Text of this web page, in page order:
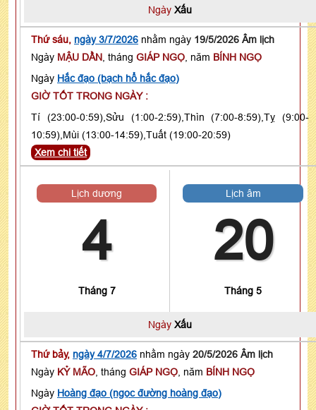
Ngày Xấu
Thứ sáu, ngày 3/7/2026 nhằm ngày 19/5/2026 Âm lịch
Ngày MẬU DẦN , tháng GIÁP NGỌ , năm BÍNH NGỌ
Ngày Hắc đạo (bạch hổ hắc đạo)
GIỜ TỐT TRONG NGÀY :
Tí (23:00-0:59),Sửu (1:00-2:59),Thìn (7:00-8:59),Tỵ (9:00-
10:59),Mùi (13:00-14:59),Tuất (19:00-20:59)
Xem chi tiết
Lịch dương
4
Tháng 7
Lịch âm
20
Tháng 5
Ngày Xấu
Thứ bảy, ngày 4/7/2026 nhằm ngày 20/5/2026 Âm lịch
Ngày KỶ MÃO , tháng GIÁP NGỌ , năm BÍNH NGỌ
Ngày Hoàng đạo (ngọc đường hoàng đạo)